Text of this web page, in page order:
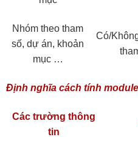
Nhóm theo tham
số, dự án, khoản
mục …
Có/
Định nghĩa cách tính
Các trường thông
tin